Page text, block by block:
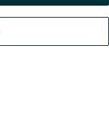
Czat Konto